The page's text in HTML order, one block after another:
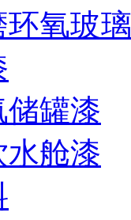
环氧玻
储罐漆
水舱漆